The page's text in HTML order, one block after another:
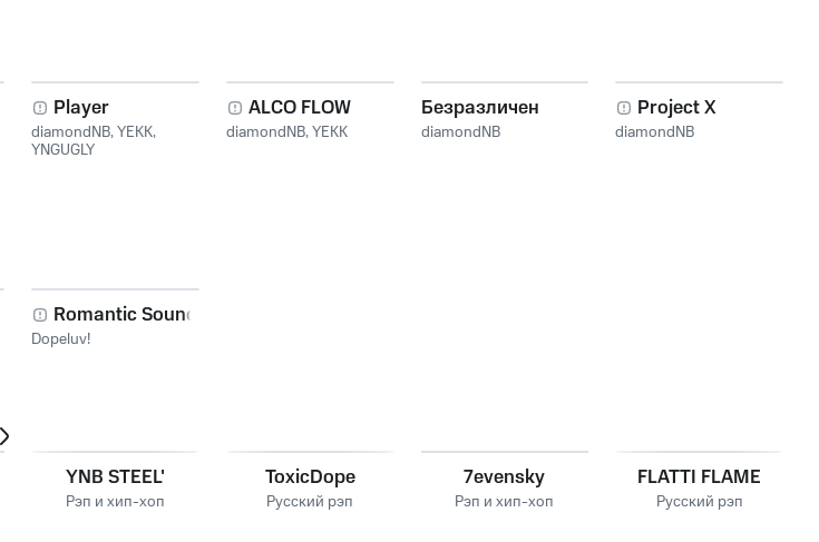
Player
diamondNB,YEKK,
YNGUGLY
ALCO FLOW
diamondNB,YEKK
Безразличен
diamondNB
Project X
diamondNB
Romantic Sound
Dopeluv!
YNB STEEL'
Рэп и хип-хоп
ToxicDope
Русский рэп
7evensky
Рэп и хип-хоп
FLATTI FLAME
Русский рэп